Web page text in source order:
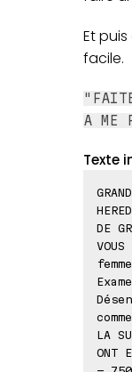
Et
facile.
A ME
Texte
DE
LA
ONT